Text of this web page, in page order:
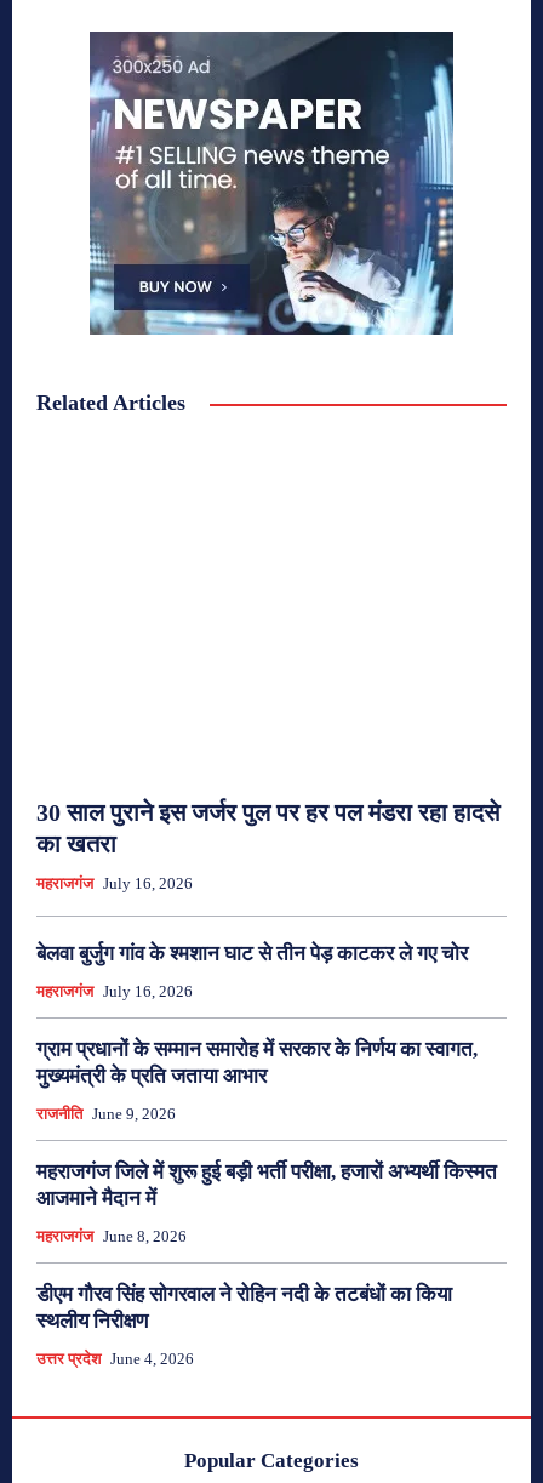
Related Articles
30 साल पुराने इस जर्जर पुल पर हर पल मंडरा रहा हादसे
का खतरा
महराजगंज July 16, 2026
बेलवा बुर्जुग गांव के श्मशान घाट से तीन पेड़ काटकर ले गए चोर
महराजगंज July 16, 2026
ग्राम प्रधानों के सम्मान समारोह में सरकार के निर्णय का स्वागत,
मुख्यमंत्री के प्रति जताया आभार
राजनीति June 9, 2026
महराजगंज जिले में शुरू हुई बड़ी भर्ती परीक्षा, हजारों अभ्यर्थी किस्मत
आजमाने मैदान में
महराजगंज June 8, 2026
डीएम गौरव सिंह सोगरवाल ने रोहिन नदी के तटबंधों का किया
स्थलीय निरीक्षण
उत्तर प्रदेश June 4, 2026
Popular Categories